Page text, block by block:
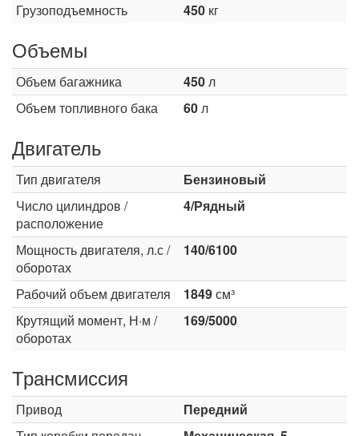
Грузоподъемность
450 кг
Объемы
Объем багажника 450л
Объем топливного бака
60л
Двигатель
Тип двигателя
Бензиновый
Число цилиндров /
расположение
4/Рядный
Мощность двигателя, л.с /
оборотах
140/6100
Рабочий объем двигателя 1849см³
Крутящий момент, Н·м /
оборотах
169/5000
Трансмиссия
Привод
Передний